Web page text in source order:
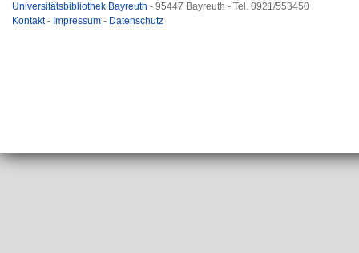
Universitätsbibliothek Bayreuth - 95447 Bayreuth - Tel. 0921/553450
Kontakt- Impressum - Datenschutz